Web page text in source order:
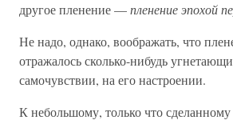
другое пленение —пленение эпохой
Не надо, однако, воображать, что
отражалось сколько-нибудь
самочувствии, на его настроении.
К небольшому, только что сделанному